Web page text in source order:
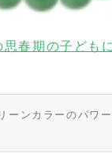
春期の子ども
ーンカラーのパワ